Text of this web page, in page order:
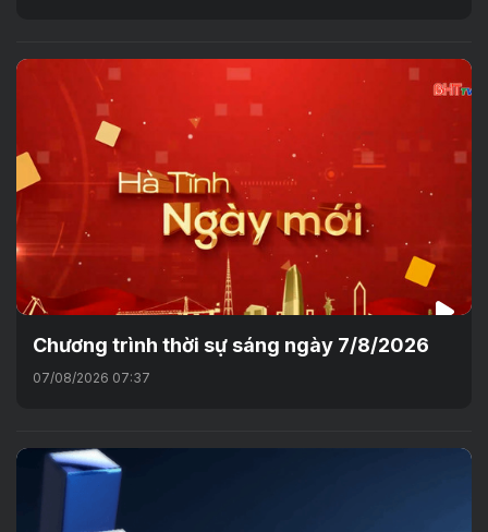
Chương trình thời sự sáng ngày 7/8/2026
07/08/2026 07:37